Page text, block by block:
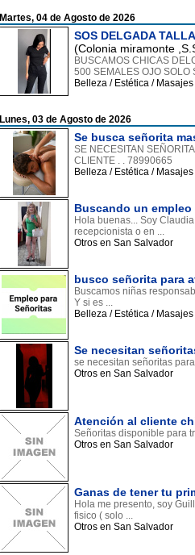
Martes, 04 de Agosto de 2026
SOS DELGADA
(Colonia miramonte
BUSCAMOS CHICAS
500 SEMALES OJO SOLO
Belleza / Estética /
Lunes, 03 de Agosto de 2026
Se busca señorita
SE NECESITAN
CLIENTE . . 78990665
Belleza / Estética /
Buscando un
Hola buenas... Soy
recepcionista o en ...
Otros en San Salvador
busco señorita para
Buscamos niñas
Y si es ...
Belleza / Estética /
Se necesitan
se necesitan señoritas
Otros en San Salvador
Atención al cliente
Señoritas disponible para
Otros en San Salvador
Ganas de tener tu
Hola me presento, soy
fisico ( solo ...
Otros en San Salvador